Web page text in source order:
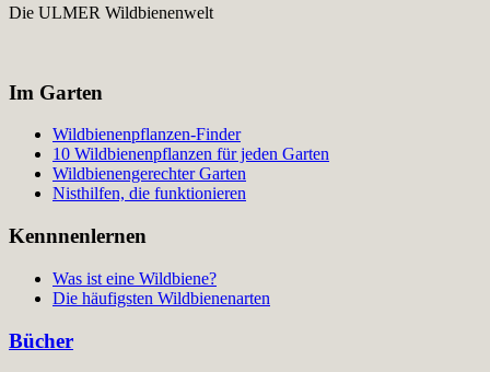
Die ULMER Wildbienenwelt
Im Garten
Wildbienenpflanzen-Finder
10 Wildbienenpflanzen für jeden Garten
Wildbienengerechter Garten
Nisthilfen, die funktionieren
Kennnenlernen
Was ist eine Wildbiene?
Die häufigsten Wildbienenarten
Bücher